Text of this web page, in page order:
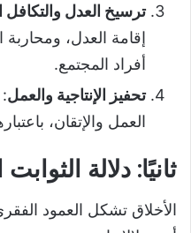
ترسيخ العدل والتكافل
إقامة العدل، ومحاربة
أفراد المجتمع.
تحفيز الإنتاجية والعمل:
العمل والإتقان،
ثانيًا: دلالة الثوابت
الأخلاق تشكل العمود